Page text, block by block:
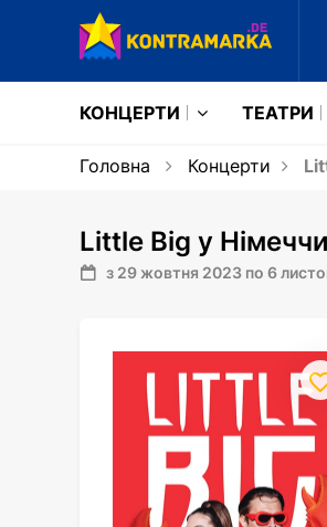
КОНЦЕРТИ ТЕАТРИ
Головна Концерти
Little Big у
з 29 жовтня 2023 по 6